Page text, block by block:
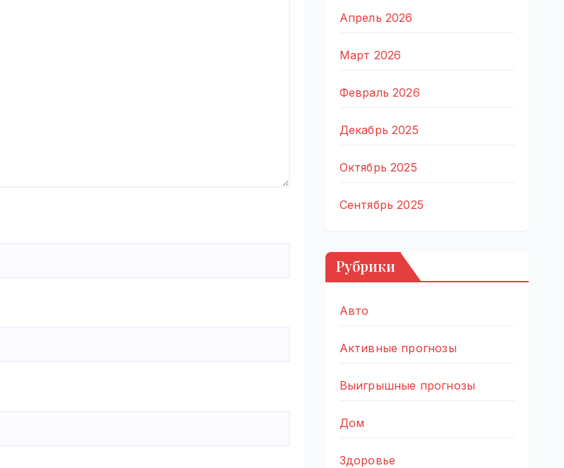
Апрель 2026
Март 2026
Февраль 2026
Декабрь 2025
Октябрь 2025
Сентябрь 2025
Рубрики
Авто
Активные прогнозы
Выигрышные прогнозы
Дом
Здоровье